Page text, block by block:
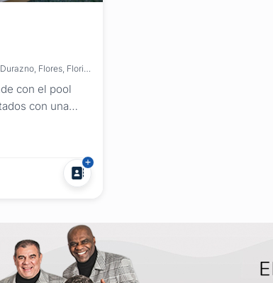
Brinda servicios en: Montevideo, Artigas, Canelones, Cerro Largo, Colonia, Durazno, Flores, Florida, Lavalleja, Maldonado, Paysandú, Río Negro, Rivera, Rocha, Salto, San José, Soriano, Tacuarembó, Treinta y Tres
con el pool
con una